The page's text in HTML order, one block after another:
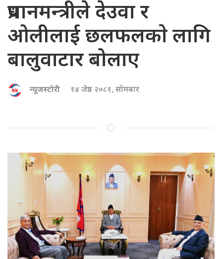
प्रधानमन्त्रीले देउवा र
ओलीलाई छलफलकाे लागि
बालुवाटार बोलाए
न्यूजस्टोरी १४ जेष्ठ २०८१, सोमबार